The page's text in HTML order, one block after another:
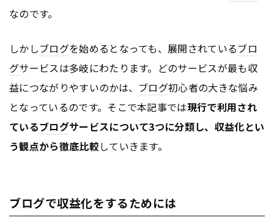
なのです。
しかしブログを始めるとなっても、展開されているブロ
グサービスは多岐にわたります。どのサービスが最も収
益につながりやすいのかは、 ブログ初心者の大きな悩み
となっているのです。そこで本記事では現行で利用され
ているブログサービスについて3つに分類し、収益化とい
う観点から徹底比較していきます。
ブログで収益化をするためには